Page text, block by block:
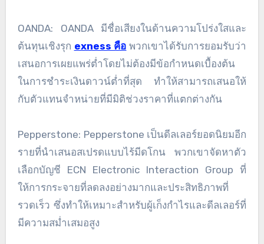
OANDA: OANDA มีชื่อเสียงในด้านความโปร่งใสและ
ต้นทุนเชิงรุก exness คือ พวกเขาได้รับการยอมรับว่า
เสนอการเผยแพร่ต่ำโดยไม่ต้องมีข้อกำหนดเบื้องต้น
ในการชำระเงินดาวน์ต่ำที่สุด ทำให้สามารถเสนอให้
กับตัวแทนจำหน่ายที่มีมิติช่วงราคาที่แตกต่างกัน
Pepperstone: Pepperstone เป็นดีลเลอร์ยอดนิยมอีก
รายที่นำเสนอสเปรดแบบไร้มีดโกน พวกเขาจัดหาตัว
เลือกบัญชี ECN Electronic Interaction Group ที่
ให้การกระจายที่ลดลงอย่างมากและประสิทธิภาพที่
รวดเร็ว ซึ่งทำให้เหมาะสำหรับผู้เก็งกำไรและดีลเลอร์ที่
มีความสม่ำเสมอสูง